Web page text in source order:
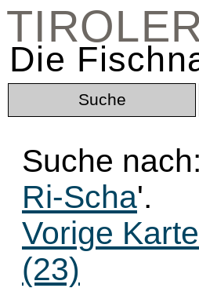
Die
Suche
Suche
Ri-Scha'.
Vorige
(23)